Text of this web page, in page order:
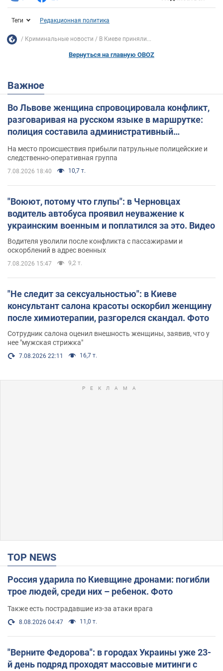
Теги Редакционная политика
Криминальные новости В Киеве приняли...
Вернуться на главную OBOZ
Важное
Во Львове женщина спровоцировала конфликт,
разговаривая на русском языке в маршрутке:
полиция составила административный
На место происшествия прибыли патрульные полицейские и
следственно-оперативная группа
7.08.2026 18:40 10,7 т.
"Воюют, потому что глупы": в Черновцах
водитель автобуса проявил неуважение к
украинским военным и поплатился за это. Видео
Водителя уволили после конфликта с пассажирами и
оскорблений в адрес военных
7.08.2026 15:47 9,2 т.
"Не следит за сексуальностью": в Киеве
консультант салона красоты оскорбил женщину
после химиотерапии, разгорелся скандал. Фото
Сотрудник салона оценил внешность женщины, заявив, что у
нее "мужская стрижка"
7.08.2026 22:11 16,7 т.
TOP NEWS
Россия ударила по Киевщине дронами: погибли
трое людей, среди них – ребенок. Фото
Также есть пострадавшие из-за атаки врага
8.08.2026 04:47 11,0 т.
"Верните Федорова": в городах Украины уже 23-
й день подряд проходят массовые митинги с